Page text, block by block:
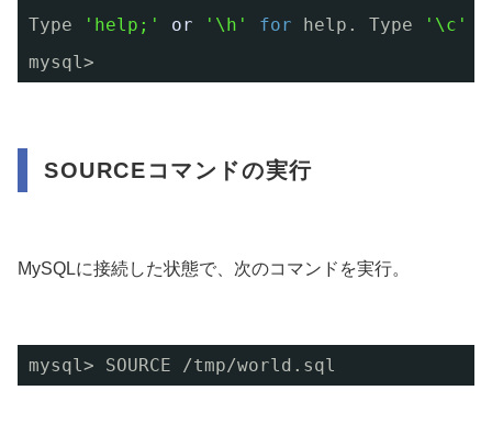
Type
'help;' or '\h' for help. Type '\c'
mysql>
SOURCEコマンドの実行
MySQLに接続した状態で、次のコマンドを実行。
mysql> SOURCE /tmp/world .sql